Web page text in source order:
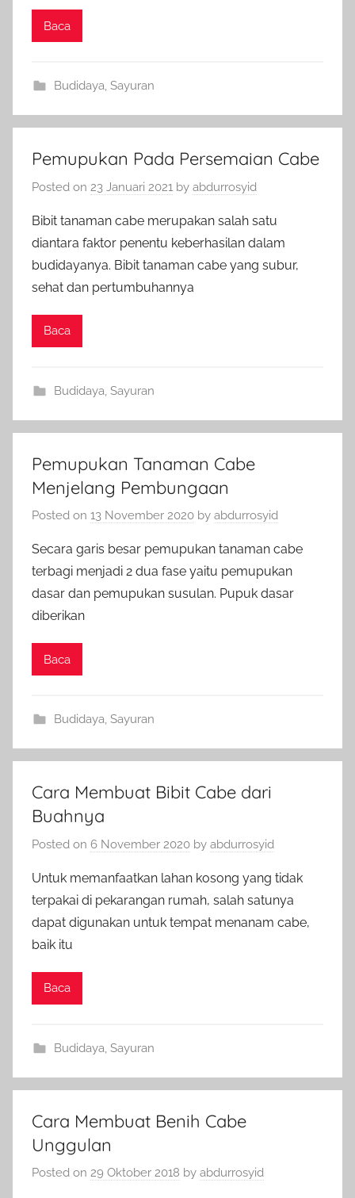
Baca
Budidaya, Sayuran
Pemupukan Pada Persemaian Cabe
Posted on 23 Januari 2021 by abdurrosyid
Bibit tanaman cabe merupakan salah satu
diantara faktor penentu keberhasilan dalam
budidayanya. Bibit tanaman cabe yang subur,
sehat dan pertumbuhannya
Baca
Budidaya Sayuran
Pemupukan Tanaman Cabe
Menjelang Pembungaan
Posted on 13 November 2020 by abdurrosyid
Secara garis besar pemupukan tanaman cabe
terbagi menjadi 2 dua fase yaitu pemupukan
dasar dan pemupukan susulan. Pupuk dasar
diberikan
Baca
Budidaya, Sayuran
Cara Membuat Bibit Cabe dari
Buahnya
Posted on 6 November 2020 by abdurrosyid
Untuk memanfaatkan lahan kosong yang tidak
terpakai di pekarangan rumah, salah satunya
dapat digunakan untuk tempat menanam cabe,
baik itu
Baca
Budidaya Sayuran
Cara Membuat Benih Cabe
Unggulan
Posted on 29 Oktober 2018 by abdurrosyid